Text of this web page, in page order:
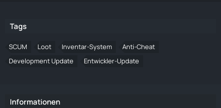
Tags
SCUM Loot Inventar-System
Anti-Cheat
Development Update
Entwickler-Update
Informationen